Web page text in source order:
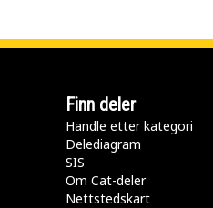
Finn deler
Handle etter kategori
Delediagram
SIS
Om Cat-deler
Nettstedskart